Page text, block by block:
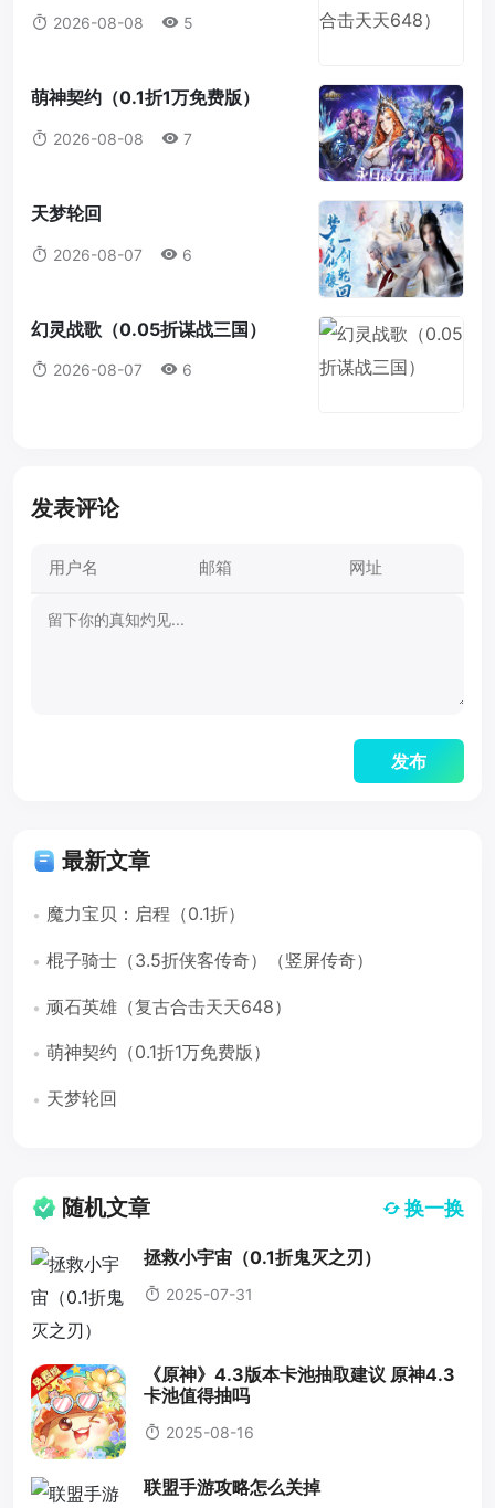
2026-08-08 5
萌神契约（0.1折1万免费版）
2026-08-08 7
天梦轮回
2026-08-07 6
幻灵战歌（0.05折谋战三国）
2026-08-07 6
发表评论
最新文章
魔力宝贝：启程（0.1折）
棍子骑士（3.5折侠客传奇）（竖屏传奇）
顽石英雄（复古合击天天648）
萌神契约（0.1折1万免费版）
天梦轮回
随机文章 换一换
拯救小宇宙（0.1折鬼灭之刃）
2025-07-31
《原神》4.3版本卡池抽取建议 原神4.3
卡池值得抽吗
2025-08-16
联盟手游攻略怎么关掉